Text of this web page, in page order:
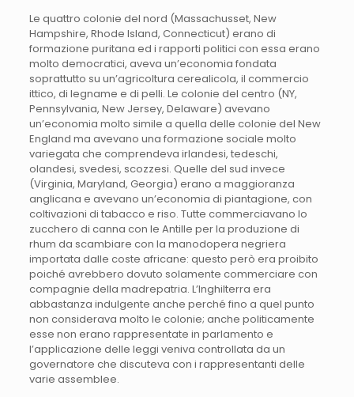
Le quattro colonie del nord (Massachusset, New
Hampshire, Rhode Island, Connecticut) erano di
formazione puritana ed i rapporti politici con essa erano
molto democratici, aveva un’economia fondata
soprattutto su un’agricoltura cerealicola, il commercio
ittico, di legname e di pelli. Le colonie del centro (NY,
Pennsylvania, New Jersey, Delaware) avevano
un’economia molto simile a quella delle colonie del New
England ma avevano una formazione sociale molto
variegata che comprendeva irlandesi, tedeschi,
olandesi, svedesi, scozzesi. Quelle del sud invece
(Virginia, Maryland, Georgia) erano a maggioranza
anglicana e avevano un’economia di piantagione, con
coltivazioni di tabacco e riso. Tutte commerciavano lo
zucchero di canna con le Antille per la produzione di
rhum da scambiare con la manodopera negriera
importata dalle coste africane: questo però era proibito
poiché avrebbero dovuto solamente commerciare con
compagnie della madrepatria. L’Inghilterra era
abbastanza indulgente anche perché fino a quel punto
non considerava molto le colonie; anche politicamente
esse non erano rappresentate in parlamento e
l’applicazione delle leggi veniva controllata da un
governatore che discuteva con i rappresentanti delle
varie assemblee.